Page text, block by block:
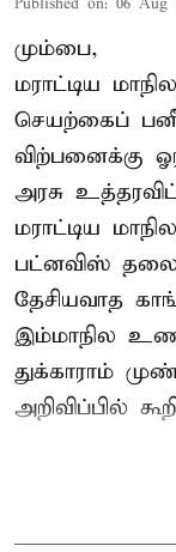
Published on: 06 Aug
மும்பை,
மராட்டிய
செயற்கைப்
விற்பனைக்கு
அரசு
மராட்டிய
பட்னவிஸ்
தேசியவாத
இம்மாநில
துக்காராம்
அறிவிப்பில்